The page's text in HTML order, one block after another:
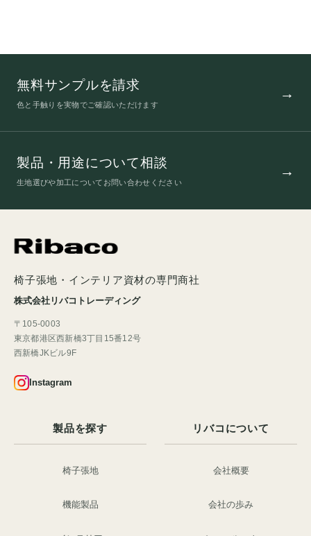
無料サンプルを請求
色と手触りを実物でご確認いただけます
製品・用途について相談
生地選びや加工についてお問い合わせください
椅子張地・インテリア資材の専門商社
株式会社リバコトレーディング
〒105-0003
東京都港区西新橋3丁目15番12号
西新橋JKビル9F
Instagram
製品を探す
椅子張地
機能製品
リバコについて
会社概要
会社の歩み